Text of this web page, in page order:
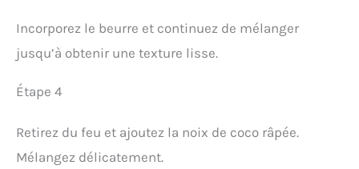
Incorporez le beurre et continuez de mélanger
jusqu’à obtenir une texture lisse.
Étape 4
Retirez du feu et ajoutez la noix de coco râpée.
Mélangez délicatement.